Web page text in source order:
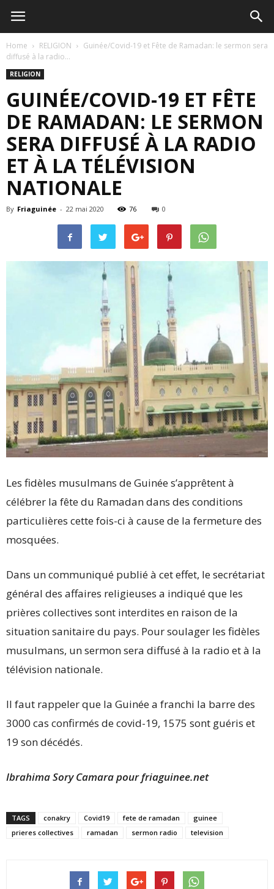
Home RELIGION
Guinée/Covid-19 et Fête de Ramadan: le sermon sera
diffusé à la radio...
RELIGION
GUINÉE/COVID-19 ET FÊTE
DE RAMADAN: LE SERMON
SERA DIFFUSÉ À LA RADIO
ET À LA TÉLÉVISION
NATIONALE
By Friaguinée - 22 mai 2020 76 0
Les fidèles musulmans de Guinée s’apprêtent à
célébrer la fête du Ramadan dans des conditions
particulières cette fois-ci à cause de la fermeture des
mosquées.
Dans un communiqué publié à cet effet, le secrétariat
général des affaires religieuses a indiqué que les
prières collectives sont interdites en raison de la
situation sanitaire du pays. Pour soulager les fidèles
musulmans, un sermon sera diffusé à la radio et à la
télévision nationale.
Il faut rappeler que la Guinée a franchi la barre des
3000 cas confirmés de covid-19, 1575 sont guéris et
19 son décédés.
Ibrahima Sory Camara pour friaguinee.net
TAGS conakry Covid19 fete de ramadan
guinee
prieres collectives
ramadan sermon radio television